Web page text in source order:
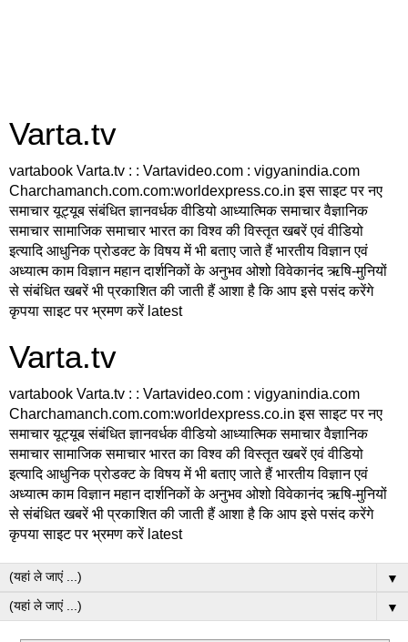
Varta.tv
vartabook Varta.tv : : Vartavideo.com : vigyanindia.com
Charchamanch.com.com:worldexpress.co.in इस साइट पर नए
समाचार यूट्यूब संबंधित ज्ञानवर्धक वीडियो आध्यात्मिक समाचार वैज्ञानिक
समाचार सामाजिक समाचार भारत का विश्व की विस्तृत खबरें एवं वीडियो
इत्यादि आधुनिक प्रोडक्ट के विषय में भी बताए जाते हैं भारतीय विज्ञान एवं
अध्यात्म काम विज्ञान महान दार्शनिकों के अनुभव ओशो विवेकानंद ऋषि-मुनियों
से संबंधित खबरें भी प्रकाशित की जाती हैं आशा है कि आप इसे पसंद करेंगे
कृपया साइट पर भ्रमण करें latest
Varta.tv
vartabook Varta.tv : : Vartavideo.com : vigyanindia.com
Charchamanch.com.com:worldexpress.co.in इस साइट पर नए
समाचार यूट्यूब संबंधित ज्ञानवर्धक वीडियो आध्यात्मिक समाचार वैज्ञानिक
समाचार सामाजिक समाचार भारत का विश्व की विस्तृत खबरें एवं वीडियो
इत्यादि आधुनिक प्रोडक्ट के विषय में भी बताए जाते हैं भारतीय विज्ञान एवं
अध्यात्म काम विज्ञान महान दार्शनिकों के अनुभव ओशो विवेकानंद ऋषि-मुनियों
से संबंधित खबरें भी प्रकाशित की जाती हैं आशा है कि आप इसे पसंद करेंगे
कृपया साइट पर भ्रमण करें latest
▼
▼